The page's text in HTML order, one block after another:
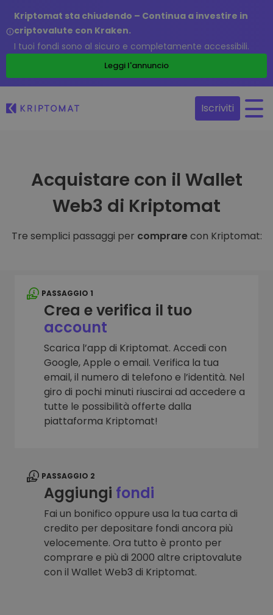
Kriptomat sta chiudendo – Continua a investire in
criptovalute con Kraken.
I tuoi fondi sono al sicuro e completamente accessibili.
Leggi l'annuncio
Iscriviti
Acquistare con il Wallet
Web3 di Kriptomat
Tre semplici passaggi per comprarecon Kriptomat:
PASSAGGIO 1
Crea e verifica il tuo
account
Scarica l’app di Kriptomat. Accedi con
Google, Apple o email. Verifica la tua
email, il numero di telefono e l’identità. Nel
giro di pochi minuti riuscirai ad accedere a
tutte le possibilità offerte dalla
piattaforma Kriptomat!
PASSAGGIO 2
Aggiungi fondi
Fai un bonifico oppure usa la tua carta di
credito per depositare fondi ancora più
velocemente. Ora tutto è pronto per
comprare e più di 2000 altre criptovalute
con il Wallet Web3 di Kriptomat.